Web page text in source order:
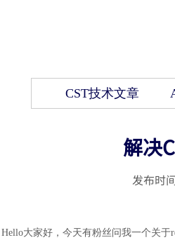
CST技术文章
解决
发布时
Hello大家好，今天有粉丝问我一个关于